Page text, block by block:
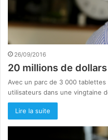
26/09/2016
20 millions de
Avec un parc de 3 000
utilisateurs dans une vingtaine
Lire la suite